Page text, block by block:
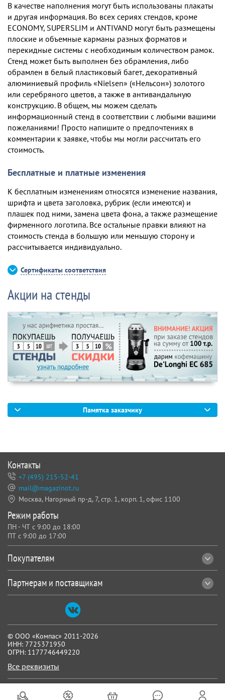
В качестве наполнения могут быть использованы плакаты
и другая информация. Во всех сериях стендов, кроме
ECONOMY, SUPERSLIM и ANTIVAND могут быть размещены
плоские и объемные карманы разных форматов и
перекидные системы с необходимым количеством рамок.
Стенд может быть выполнен без обрамления, либо
обрамлен в белый пластиковый багет, декоративный
алюминиевый профиль «Nielsen» («Нельсон») золотого
или серебряного цветов, а также в антивандальную
конструкцию. В общем, мы можем сделать
информационный стенд в соответствии с любыми вашими
пожеланиями! Просто напишите о предпочтениях в
комментарии к заявке, чтобы мы могли рассчитать его
стоимость.
Бесплатные и платные изменения
К бесплатным изменениям относятся изменение названия,
шрифта и цвета заголовка, рубрик (если имеются) и
плашек под ними, замена цвета фона, а также размещение
фирменного логотипа. Все остальные правки влияют на
стоимость стенда в большую или меньшую сторону и
рассчитывается индивидуально.
Сертификаты соответствия
Акции на стенды
Памятка заказчику
© ООО «Компас» 2011-2026
ИНН: 7725371950
ОГРН: 1177746449220
Все реквизиты
Покупателям
Партнерам и поставщикам
Контакты
+7 (495) 215-52-41
mail@magazinot.ru
Москва, Нагорный пр-д, 7, стр. 1, корп. 1, офис 1100
Режим работы
ПН - ЧТ с 9:00 до 18:00
ПТ с 9:00 до 17:00